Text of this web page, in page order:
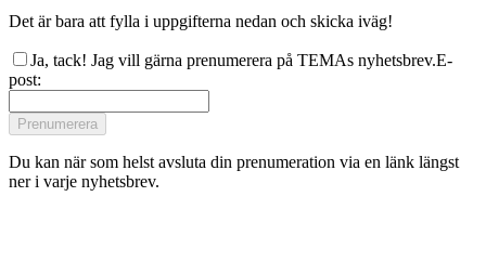
Det är bara att fylla i uppgifterna nedan och skicka iväg!
Ja, tack! Jag vill gärna prenumerera på TEMAs nyhetsbrev.E-
post:
Prenumerera
Du kan när som helst avsluta din prenumeration via en länk längst
ner i varje nyhetsbrev.